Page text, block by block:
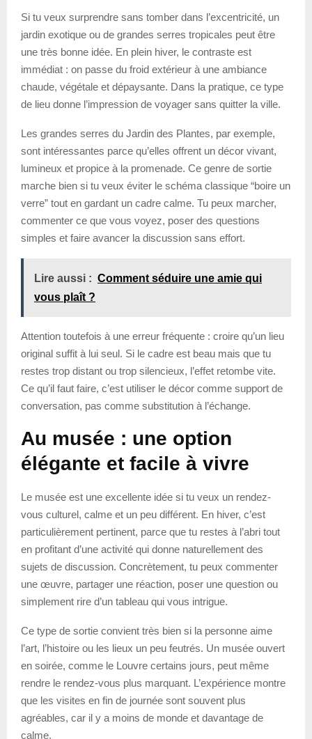
Si tu veux surprendre sans tomber dans l’excentricité, un
jardin exotique ou de grandes serres tropicales peut être
une très bonne idée. En plein hiver, le contraste est
immédiat : on passe du froid extérieur à une ambiance
chaude, végétale et dépaysante. Dans la pratique, ce type
de lieu donne l’impression de voyager sans quitter la ville.
Les grandes serres du Jardin des Plantes, par exemple,
sont intéressantes parce qu’elles offrent un décor vivant,
lumineux et propice à la promenade. Ce genre de sortie
marche bien si tu veux éviter le schéma classique “boire un
verre” tout en gardant un cadre calme. Tu peux marcher,
commenter ce que vous voyez, poser des questions
simples et faire avancer la discussion sans effort.
Lire aussi : Comment séduire une amie qui
vous plaît ?
Attention toutefois à une erreur fréquente : croire qu’un lieu
original suffit à lui seul. Si le cadre est beau mais que tu
restes trop distant ou trop silencieux, l’effet retombe vite.
Ce qu’il faut faire, c’est utiliser le décor comme support de
conversation, pas comme substitution à l’échange.
Au musée : une option
élégante et facile à vivre
Le musée est une excellente idée si tu veux un rendez-
vous culturel, calme et un peu différent. En hiver, c’est
particulièrement pertinent, parce que tu restes à l’abri tout
en profitant d’une activité qui donne naturellement des
sujets de discussion. Concrètement, tu peux commenter
une œuvre, partager une réaction, poser une question ou
simplement rire d’un tableau qui vous intrigue.
Ce type de sortie convient très bien si la personne aime
l’art, l’histoire ou les lieux un peu feutrés. Un musée ouvert
en soirée, comme le Louvre certains jours, peut même
rendre le rendez-vous plus marquant. L’expérience montre
que les visites en fin de journée sont souvent plus
agréables, car il y a moins de monde et davantage de
calme.